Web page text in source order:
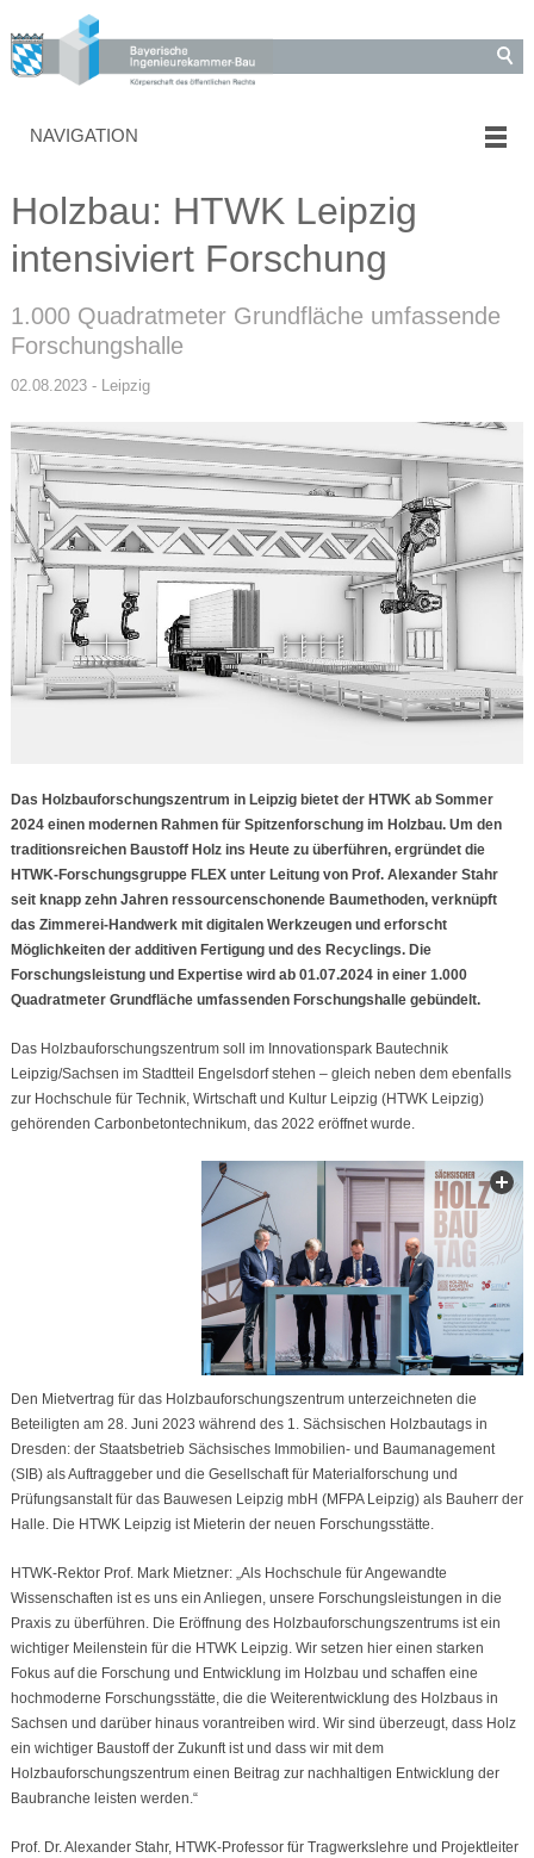
NAVIGATION
Holzbau: HTWK Leipzig
intensiviert Forschung
1.000 Quadratmeter Grundfläche umfassende
Forschungshalle
02.08.2023 - Leipzig
Das Holzbauforschungszentrum in Leipzig bietet der HTWK ab Sommer
2024 einen modernen Rahmen für Spitzenforschung im Holzbau. Um den
traditionsreichen Baustoff Holz ins Heute zu überführen, ergründet die
HTWK-Forschungsgruppe FLEX unter Leitung von Prof. Alexander Stahr
seit knapp zehn Jahren ressourcenschonende Baumethoden, verknüpft
das Zimmerei-Handwerk mit digitalen Werkzeugen und erforscht
Möglichkeiten der additiven Fertigung und des Recyclings. Die
Forschungsleistung und Expertise wird ab 01.07.2024 in einer 1.000
Quadratmeter Grundfläche umfassenden Forschungshalle gebündelt.
Das Holzbauforschungszentrum soll im Innovationspark Bautechnik
Leipzig/Sachsen im Stadtteil Engelsdorf stehen – gleich neben dem ebenfalls
zur Hochschule für Technik, Wirtschaft und Kultur Leipzig (HTWK Leipzig)
gehörenden Carbonbetontechnikum, das 2022 eröffnet wurde.
Den Mietvertrag für das Holzbauforschungszentrum unterzeichneten die
Beteiligten am 28. Juni 2023 während des 1. Sächsischen Holzbautags in
Dresden: der Staatsbetrieb Sächsisches Immobilien- und Baumanagement
(SIB) als Auftraggeber und die Gesellschaft für Materialforschung und
Prüfungsanstalt für das Bauwesen Leipzig mbH (MFPA Leipzig) als Bauherr der
Halle. Die HTWK Leipzig ist Mieterin der neuen Forschungsstätte.
HTWK-Rektor Prof. Mark Mietzner: „Als Hochschule für Angewandte
Wissenschaften ist es uns ein Anliegen, unsere Forschungsleistungen in die
Praxis zu überführen. Die Eröffnung des Holzbauforschungszentrums ist ein
wichtiger Meilenstein für die HTWK Leipzig. Wir setzen hier einen starken
Fokus auf die Forschung und Entwicklung im Holzbau und schaffen eine
hochmoderne Forschungsstätte, die die Weiterentwicklung des Holzbaus in
Sachsen und darüber hinaus vorantreiben wird. Wir sind überzeugt, dass Holz
ein wichtiger Baustoff der Zukunft ist und dass wir mit dem
Holzbauforschungszentrum einen Beitrag zur nachhaltigen Entwicklung der
Baubranche leisten werden.“
Prof. Dr. Alexander Stahr, HTWK-Professor für Tragwerkslehre und Projektleiter